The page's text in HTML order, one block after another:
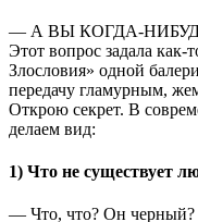
— А ВЫ КОГДА-
Этот вопрос задала как-
Злословия» одной
передачу гламурным,
Открою секрет. В
делаем вид:
1) Что не существует
— Что, что? Он черный?